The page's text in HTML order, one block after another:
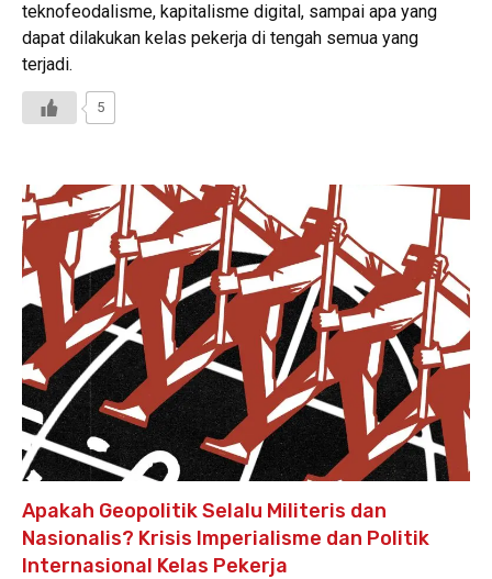
teknofeodalisme, kapitalisme digital, sampai apa yang
dapat dilakukan kelas pekerja di tengah semua yang
terjadi.
5
Apakah Geopolitik Selalu Militeris dan
Nasionalis? Krisis Imperialisme dan Politik
Internasional Kelas Pekerja